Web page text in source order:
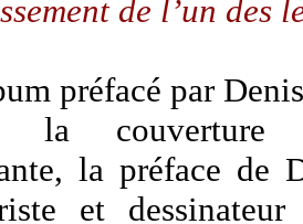
de l’un des
préfacé par
la couverture
la préface de
et